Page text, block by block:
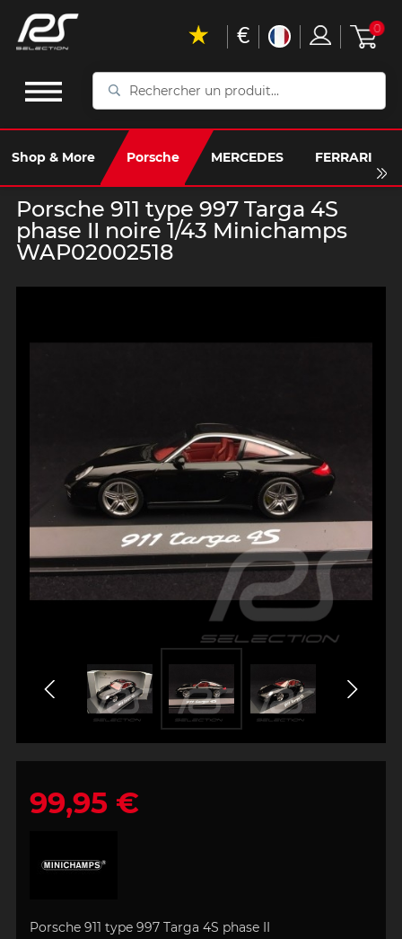
Rechercher
produit...
Shop & More Porsche MERCEDES FERRARI
€ 0
Porsche 911 type 997 Targa 4S
phase II noire 1/43 Minichamps
WAP02002518
99,95 €
Porsche 911 type 997 Targa 4S phase II